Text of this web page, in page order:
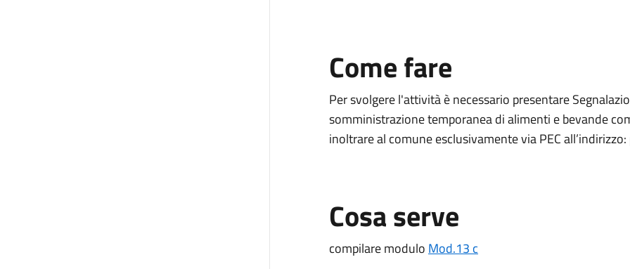
Come fare
Per svolgere l'attività è necessario presentare
somministrazione temporanea di alimenti e bevande
inoltrare al comune esclusivamente via PEC
Cosa serve
compilare modulo Mod.13 c